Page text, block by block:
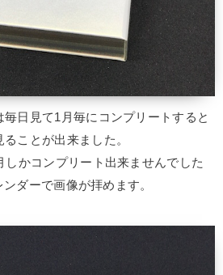
日見て1月毎にコンプリートすると
ことが出来ました。
しかコンプリート出来ませんでした
ダーで画像が拝めます。